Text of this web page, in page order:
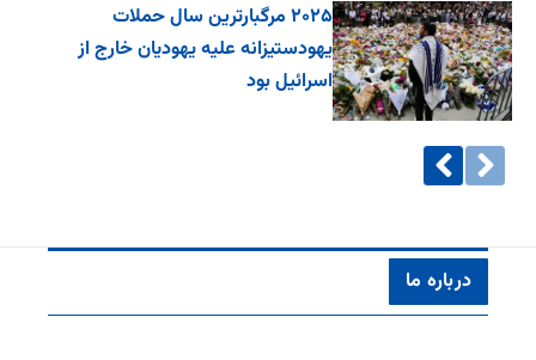
۲۰۲۵ مرگبارترین سال حملات
یهودستیزانه علیه یهودیان خارج از
اسرائیل بود
درباره ما